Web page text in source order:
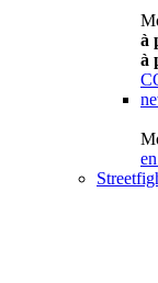
à
à